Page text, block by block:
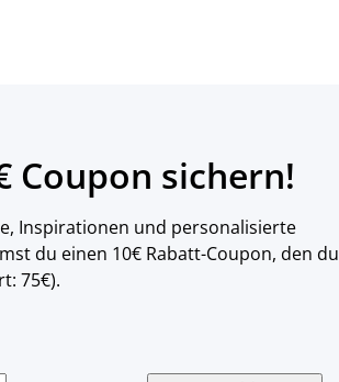
Coupon sichern!
Inspirationen und personalisierte
du einen 10€ Rabatt-Coupon, den du
75€).